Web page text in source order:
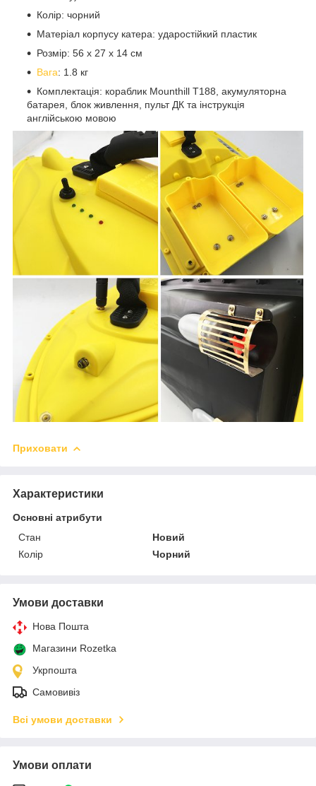
Колір: чорний
Матеріал корпусу катера: ударостійкий пластик
Розмір: 56 х 27 х 14 см
Вага: 1.8 кг
Комплектація: кораблик Mounthill T188, акумуляторна
батарея, блок живлення, пульт ДК та інструкція
англійською мовою
Приховати
Характеристики
Основні атрибути
Стан
Новий
Колір
Чорний
Умови доставки
Нова Пошта
Магазини Rozetka
Укрпошта
Самовивіз
Всі умови доставки
Умови оплати